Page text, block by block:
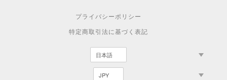
プライバシーポリシー
特定商取引法に基づく表記